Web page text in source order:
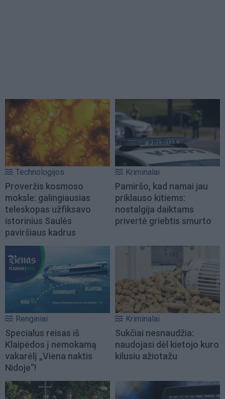
Technologijos
Proveržis kosmoso
moksle: galingiausias
teleskopas užfiksavo
istorinius Saulės
paviršiaus kadrus
Kriminalai
Pamiršo, kad namai jau
priklauso kitiems:
nostalgija daiktams
privertė griebtis smurto
Renginiai
Specialus reisas iš
Klaipėdos į nemokamą
vakarėlį „Viena naktis
Nidoje“!
Kriminalai
Sukčiai nesnaudžia:
naudojasi dėl kietojo kuro
kilusiu ažiotažu